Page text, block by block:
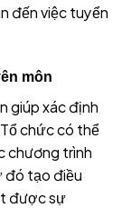
đến việc tuyển
môn
giúp xác định
chức có thể
chương trình
đó tạo điều
được sự